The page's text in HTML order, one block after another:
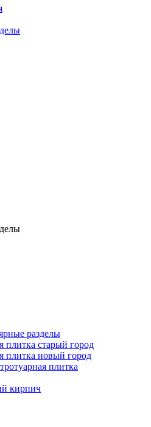
разделы
плитка старый город
плитка новый город
плитка
кирпич